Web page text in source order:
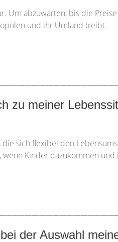
Um abzuwarten, bis die
und ihr Umland treibt.
zu meiner
sich flexibel den
Kinder dazukommen
der Auswahl